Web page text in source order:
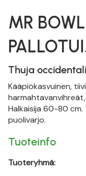
MR
Thuja
Kääpiökasvuinen,
Halkaisija 60-80
puolivarjo.
Tuoteinfo
Tuoteryhmä: